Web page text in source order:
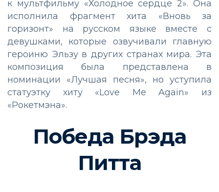
к мультфильму «Холодное сердце 2». Она
исполнила фрагмент хита «Вновь за
горизонт» на русском языке вместе с
девушками, которые озвучивали главную
героиню Эльзу в других странах мира. Эта
композиция была представлена в
номинации «Лучшая песня», но уступила
статуэтку хиту «Love Me Again» из
«Рокетмэна».
Победа Брэда
Питта